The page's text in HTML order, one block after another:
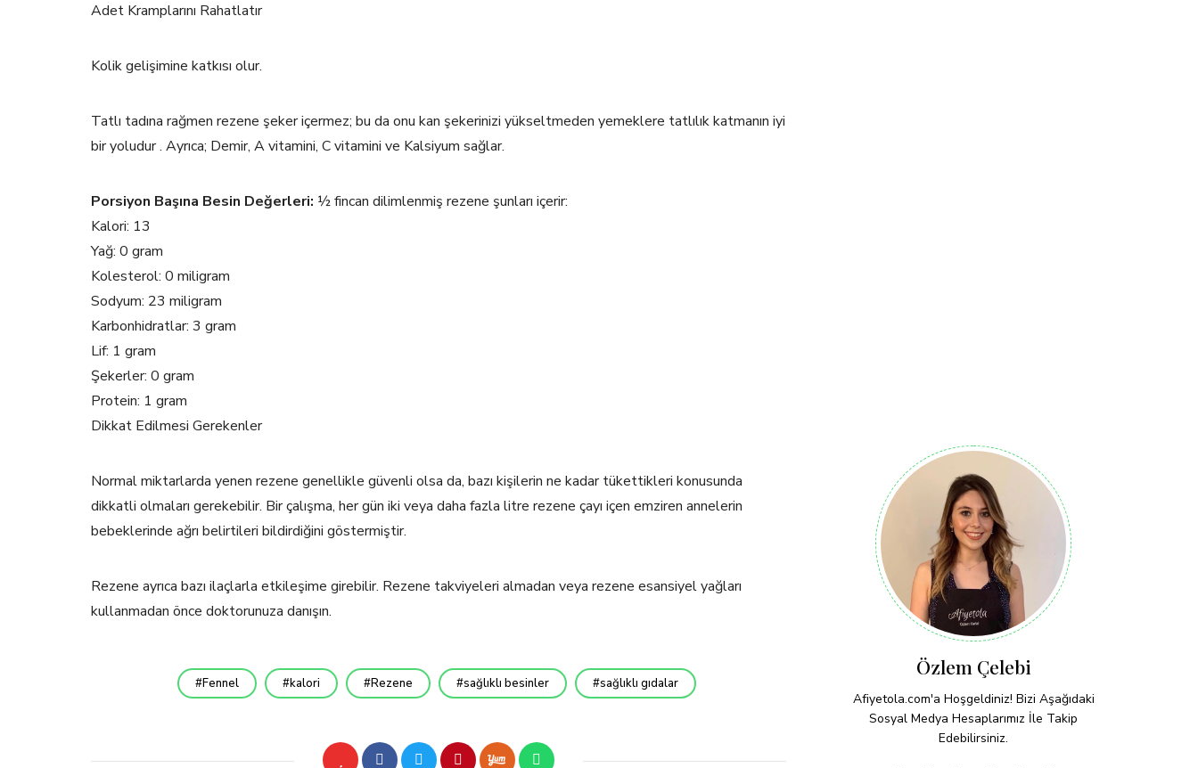
Adet Kramplarını Rahatlatır
Kolik gelişimine katkısı olur.
Tatlı tadına rağmen rezene şeker içermez; bu da onu kan şekerinizi yükseltmeden yemeklere tatlılık katmanın iyi
bir yoludur . Ayrıca; Demir, A vitamini, C vitamini ve Kalsiyum sağlar.
Porsiyon Başına Besin Değerleri: ½ fincan dilimlenmiş rezene şunları içerir:
Kalori: 13
Yağ: 0 gram
Kolesterol: 0 miligram
Sodyum: 23 miligram
Karbonhidratlar: 3 gram
Lif: 1 gram
Şekerler: 0 gram
Protein: 1 gram
Dikkat Edilmesi Gerekenler
Normal miktarlarda yenen rezene genellikle güvenli olsa da, bazı kişilerin ne kadar tükettikleri konusunda
dikkatli olmaları gerekebilir. Bir çalışma, her gün iki veya daha fazla litre rezene çayı içen emziren annelerin
bebeklerinde ağrı belirtileri bildirdiğini göstermiştir.
Rezene ayrıca bazı ilaçlarla etkileşime girebilir. Rezene takviyeleri almadan veya rezene esansiyel yağları
kullanmadan önce doktorunuza danışın.
Fennel kalori Rezene sağlıklı besinler sağlıklı gıdalar
Özlem Çelebi
Afiyetola.com'a Hoşgeldiniz! Bizi Aşağıdaki
Sosyal Medya Hesaplarımız İle Takip
Edebilirsiniz.